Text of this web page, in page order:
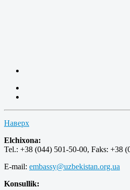
Наверх
Elchixona:
Tel.: +38 (044) 501-50-00, Faks: +38
E-mail: embassy@uzbekistan.org.ua
Konsullik: